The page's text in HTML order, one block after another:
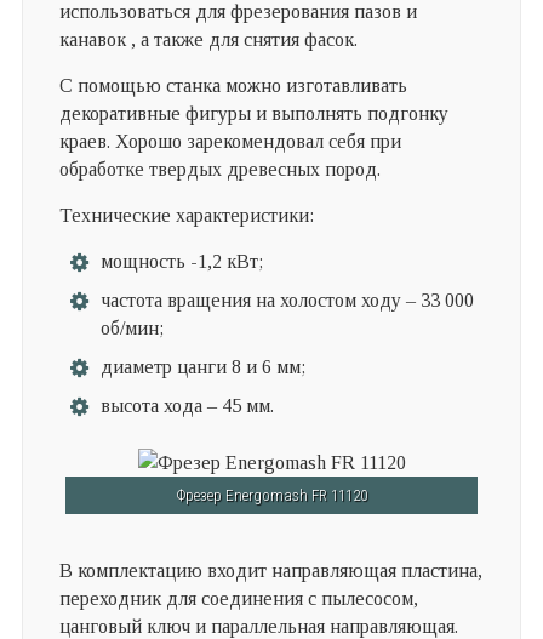
использоваться для фрезерования пазов и
канавок , а также для снятия фасок.
С помощью станка можно изготавливать
декоративные фигуры и выполнять подгонку
краев. Хорошо зарекомендовал себя при
обработке твердых древесных пород.
Технические характеристики:
мощность -1,2 кВт;
частота вращения на холостом ходу – 33 000
об/мин;
диаметр цанги 8 и 6 мм;
высота хода – 45 мм.
Фрезер Energomash FR 11120
В комплектацию входит направляющая пластина,
переходник для соединения с пылесосом,
цанговый ключ и параллельная направляющая.